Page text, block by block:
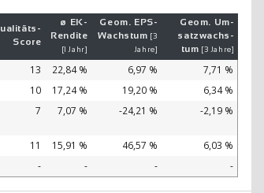
Score
ø EK-
Ren­di­te
[1 Jahr]
Geom. EPS-
Wachs­tum [3
Jahre]
Geom. Um­
satz­wachs­
tum [3 Jahre]
13 22,84 % 6,97 %
7,71 %
10 17,24 % 19,20 %
6,34 %
7 7,07 % -24,21 % -2,19 %
11 15,91 % 46,57 %
6,03 %
- - - -